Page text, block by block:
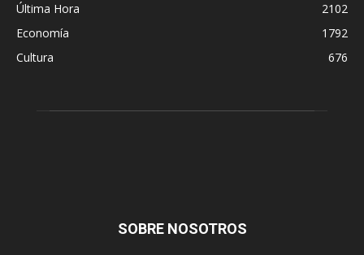
Última Hora
2102
Economía
1792
Cultura
676
SOBRE NOSOTROS